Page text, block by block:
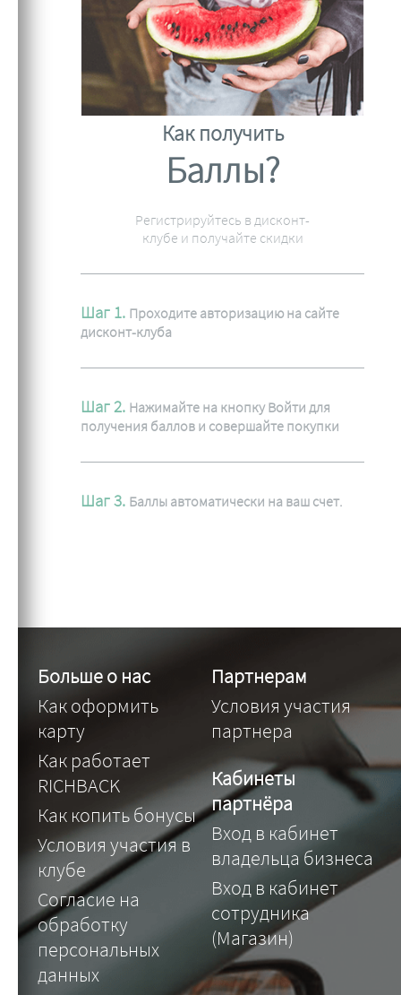
Как получить
Баллы?
Регистрируйтесь в дисконт-
клубе и получайте скидки
Шаг 1. Проходите авторизацию на сайте
дисконт-клуба
Шаг 2. Нажимайте на кнопку Войти для
получения баллов и совершайте покупки
Шаг 3. Баллы автоматически на ваш счет.
Больше о нас
Как оформить
карту
Как работает
RICHBACK
Как копить бонусы
Условия участия в
клубе
Согласие на
обработку
персональных
данных
Партнерам
Условия участия
партнера
Кабинеты
партнёра
Вход в кабинет
владельца бизнеса
Вход в кабинет
сотрудника
(Магазин)